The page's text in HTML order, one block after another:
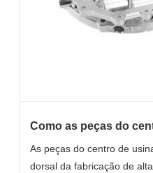
Como as peças do
fabricação moderna
As peças do centro de
dorsal da fabricação de